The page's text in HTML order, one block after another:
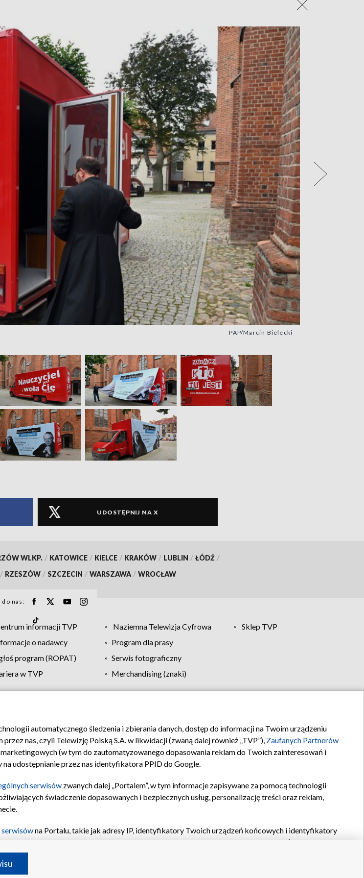
PAP/Marcin Bielecki
UDOSTĘPNIJ NA X
WLKP. / KATOWICE / KIELCE / KRAKÓW / LUBLIN / ŁÓDŹ /
/ RZESZÓW / SZCZECIN / WARSZAWA / WROCŁAW
do nas:
informacji TVP Naziemna Telewizja Cyfrowa
Sklep TVP
o nadawcy
Program dla prasy
program (ROPAT)
Serwis fotograficzny
w TVP
Merchandising (znaki)
Moje zgody Pomoc Biuro reklamy Kontakt
automatycznego śledzenia i zbierania danych, dostęp do informacji na Twoim urządzeniu
nas, czyli Telewizję Polską S.A. w likwidacji (zwaną dalej również „TVP”), Zaufanych Partnerów
marketingowych (w tym do zautomatyzowanego dopasowania reklam do Twoich zainteresowań i
udostępnianie przez nas identyfikatora PPID do Google.
serwisów zwanych dalej „Portalem”, w tym informacje zapisywane za pomocą technologii
świadczenie dopasowanych i bezpiecznych usług, personalizację treści oraz reklam,
na Portalu, takie jak adresy IP, identyfikatory Twoich urządzeń końcowych i identyfikatory
oraz pozostałych
na urządzeniu lub dostęp do nich, wyboru podstawowych reklam, wyboru spersonalizowanych
treści, wyboru spersonalizowanych treści, pomiaru wydajności reklam, pomiaru wydajności